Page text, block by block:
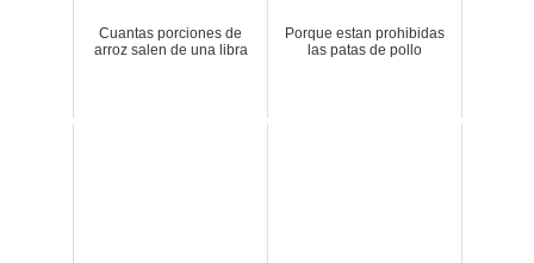
Cuantas porciones de
arroz salen de una libra
Porque estan prohibidas
las patas de pollo